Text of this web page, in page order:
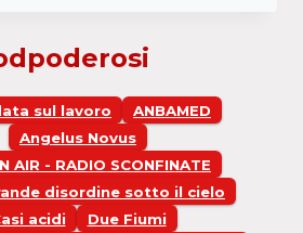
sul lavoro
ANBAMED
Angelus Novus
AIR - RADIO SCONFINATE
disordine sotto il cielo
acidi
Due Fiumi